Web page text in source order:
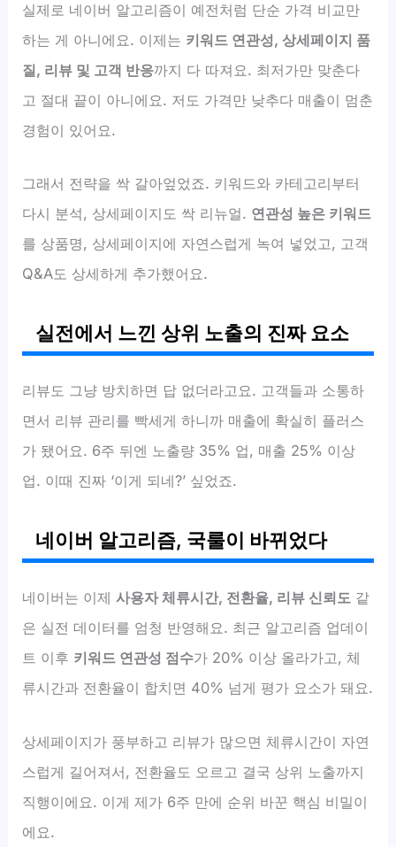
실제로 네이버 알고리즘이 예전처럼 단순 가격 비교만
하는 게 아니에요. 이제는 키워드 연관성, 상세페이지 품
질, 리뷰 및 고객 반응까지 다 따져요. 최저가만 맞춘다
고 절대 끝이 아니에요. 저도 가격만 낮추다 매출이 멈춘
경험이 있어요.
그래서 전략을 싹 갈아엎었죠. 키워드와 카테고리부터
다시 분석, 상세페이지도 싹 리뉴얼. 연관성 높은 키워드
를 상품명, 상세페이지에 자연스럽게 녹여 넣었고, 고객
Q&A도 상세하게 추가했어요.
실전에서 느낀 상위 노출의 진짜 요소
리뷰도 그냥 방치하면 답 없더라고요. 고객들과 소통하
면서 리뷰 관리를 빡세게 하니까 매출에 확실히 플러스
가 됐어요. 6주 뒤엔 노출량 35% 업, 매출 25% 이상
업. 이때 진짜 ‘이게 되네?’ 싶었죠.
네이버 알고리즘, 국룰이 바뀌었다
네이버는 이제사용자 체류시간, 전환율, 리뷰 신뢰도 같
은 실전 데이터를 엄청 반영해요. 최근 알고리즘 업데이
트 이후 키워드 연관성 점수가 20% 이상 올라가고, 체
류시간과 전환율이 합치면 40% 넘게 평가 요소가 돼요.
상세페이지가 풍부하고 리뷰가 많으면 체류시간이 자연
스럽게 길어져서, 전환율도 오르고 결국 상위 노출까지
직행이에요. 이게 제가 6주 만에 순위 바꾼 핵심 비밀이
에요.